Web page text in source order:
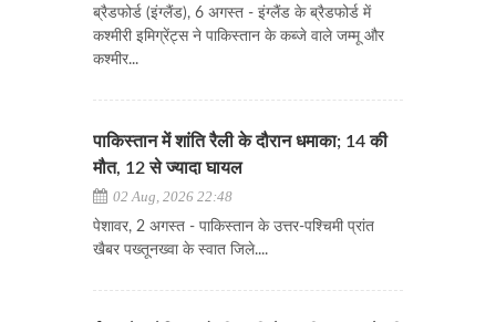
ब्रैडफोर्ड (इंग्लैंड), 6 अगस्त - इंग्लैंड के ब्रैडफोर्ड में
कश्मीरी इमिग्रेंट्स ने पाकिस्तान के कब्जे वाले जम्मू और
कश्मीर...
पाकिस्तान में शांति रैली के दौरान धमाका; 14 की
मौत, 12 से ज्यादा घायल
02 Aug, 2026 22:48
पेशावर, 2 अगस्त - पाकिस्तान के उत्तर-पश्चिमी प्रांत
खैबर पख्तूनख्वा के स्वात जिले....